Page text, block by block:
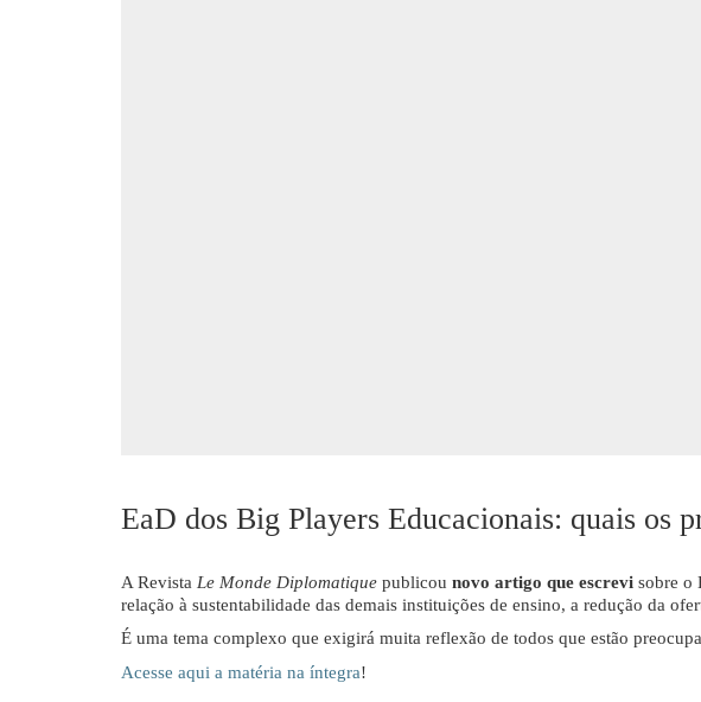
EaD dos Big Players Educacionais: quais os
A Revista Le Monde Diplomatique publicou novo artigo que escrevi sobre o
relação à sustentabilidade das demais instituições de ensino, a redução da
É uma tema complexo que exigirá muita reflexão de todos que estão
Acesse aqui a matéria na íntegra!